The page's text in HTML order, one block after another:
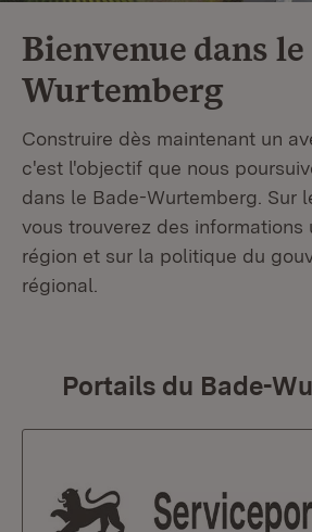
Bienvenue dans le
Wurtemberg
Construire dès maintenant un
c'est l'objectif que nous
dans le Bade-Wurtemberg. Sur
vous trouverez des informations
région et sur la politique du
régional.
Portails du Bade-